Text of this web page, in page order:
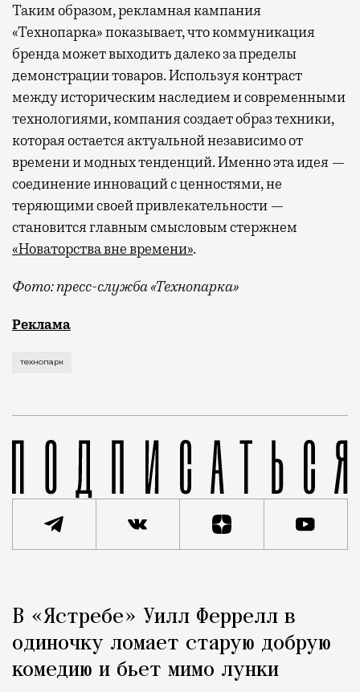
Таким образом, рекламная кампания
«Технопарка» показывает, что коммуникация
бренда может выходить далеко за пределы
демонстрации товаров. Используя контраст
между историческим наследием и современными
технологиями, компания создает образ техники,
которая остается актуальной независимо от
времени и модных тенденций. Именно эта идея —
соединение инноваций с ценностями, не
теряющими своей привлекательности —
становится главным смысловым стержнем
«Новаторства вне времени».
Фото: пресс-служба «Технопарка»
Рекламные кампании техники редко выходят за
Реклама
технопарк
Город
В «Ястребе» Уилл Феррелл в
одиночку ломает старую добрую
комедию и бьет мимо лунки